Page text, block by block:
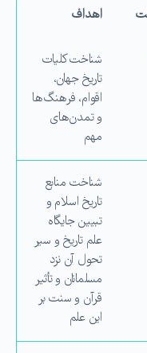
اهداف
شناخت كلیات
تاریخ جهان،
اقوام، فرهنگ‌ها
و تمدن‌های
مهم
شناخت منابع
تاریخ اسلام و
تبیین جایگاه
علم تاریخ و سیر
تحول آن نزد
مسلمانان و تأثیر
قرآن و سنت بر
این علم